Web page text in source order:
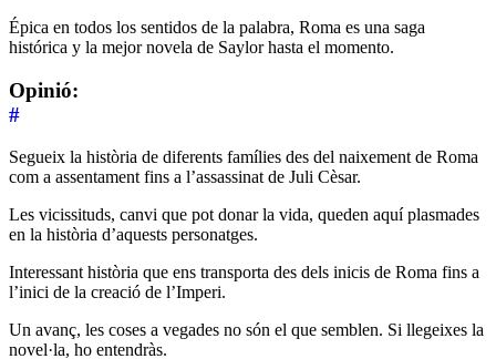
Épica en todos los sentidos de la palabra, Roma es una saga
histórica y la mejor novela de Saylor hasta el momento.
Opinió:
#
Segueix la història de diferents famílies des del naixement de Roma
com a assentament fins a l’assassinat de Juli Cèsar.
Les vicissituds, canvi que pot donar la vida, queden aquí plasmades
en la història d’aquests personatges.
Interessant història que ens transporta des dels inicis de Roma fins a
l’inici de la creació de l’Imperi.
Un avanç, les coses a vegades no són el que semblen. Si llegeixes la
novel·la, ho entendràs.